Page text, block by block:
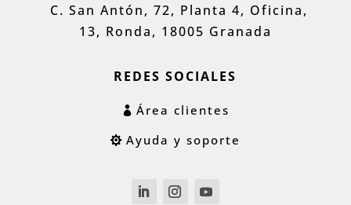
C. San Antón, 72, Planta 4, Oficina,
13, Ronda, 18005 Granada
REDES SOCIALES
Área clientes
Ayuda y soporte